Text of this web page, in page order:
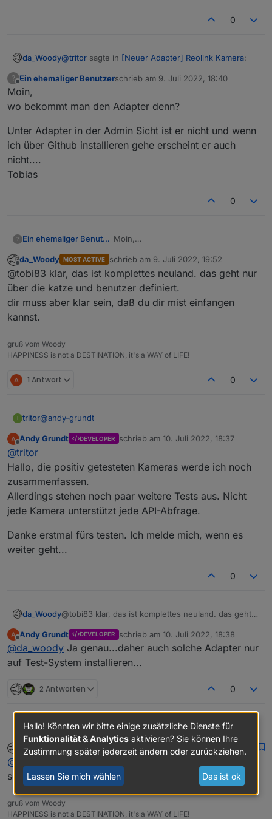
0
da_Woody@tritor sagte in [Neuer Adapter] Reolink Kamera:
?
Offline
Ein ehemaliger Benutzerschrieb am 9. Juli 2022, 18:40
zuletzt editiert von
Moin,
wo bekommt man den Adapter denn?
Unter Adapter in der Admin Sicht ist er nicht und wenn
ich über Github installieren gehe erscheint er auch
nicht....
Tobias
0
? Ein ehemaliger Benutzer Moin,
Unter Adapter in der Admin Sicht ist er
nicht und wenn ich über Github
installieren gehe erscheint er auch
nicht....
Tobias
Offline
da_Woody MOST ACTIVE schrieb am 9. Juli 2022, 19:52
zuletzt editiert von
@tobi83 klar, das ist komplettes neuland. das geht nur
über die katze und benutzer definiert.
dir muss aber klar sein, daß du dir mist einfangen
kannst.
gruß vom Woody
HAPPINESS is not a DESTINATION, it's a WAY of LIFE!
1 Antwort 0
T tritor@andy-grundt
E1-Pro:
auf die Cam zugreifen.
Andy, könntest du die positiv getesteten Cams in deinem
ersten Post auflisten (nicht sicher ob das editieren
permanent geht)?
Offline
Andy Grundt DEVELOPER schrieb am 10. Juli 2022, 18:37
zuletzt editiert von
@tritor
Hallo, die positiv getesteten Kameras werde ich noch
zusammenfassen.
Allerdings stehen noch paar weitere Tests aus. Nicht
jede Kamera unterstützt jede API-Abfrage.
Danke erstmal fürs testen. Ich melde mich, wenn es
weiter geht...
0
da_Woody@tobi83 klar, das ist komplettes neuland. das geht
dir muss aber klar sein, daß du dir mist einfangen
kannst.
Offline
Andy Grundt DEVELOPER schrieb am 10. Juli 2022, 18:38
zuletzt editiert von
@da_woody Ja genau...daher auch solche Adapter nur
auf Test-System installieren...
2 Antworten 0
Andy Grundt@da_woody Ja genau...daher auch solche
Adapter nur auf Test-System installieren...
Offline
da_Woody MOST ACTIVE schrieb am 10. Juli 2022, 19:43
zuletzt editiert von
@
sowas live... :D
gruß vom Woody
HAPPINESS is not a DESTINATION, it's a WAY of LIFE!
Hallo! Könnten wir bitte einige zusätzliche Dienste für
Funktionalität & Analytics aktivieren? Sie können Ihre
Zustimmung später jederzeit ändern oder zurückziehen.
Lassen Sie mich wählen Das ist ok